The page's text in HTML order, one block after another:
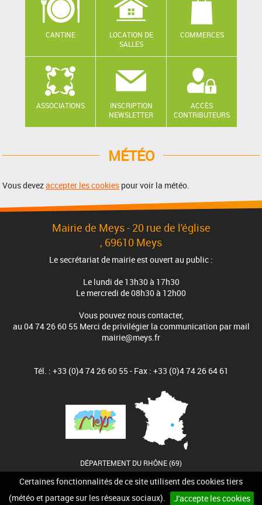
Certaines fonctionnalités de ce site utilisent des cookies tiers
(météo et partage sur les réseaux sociaux).
J'accepte les cookies
CANTINE
LOCATION DE
SALLES
COMMERCES
ASSOCIATIONS
INSCRIPTION
NEWSLETTER
ACCÈS
CONTRIBUTEURS
MÉTÉO
Vous devezaccepter les cookies pour voir la météo.
Mairie de Meys - 20 rue de l'église
, 69610 Meys
Le secrétariat de mairie est ouvert au public :
Le lundi de 13h30 à 17h30
Le mercredi de 08h30 à 12h00
Vous pouvez nous contacter,
au 04 74 26 60 55 Merci de privilégier la communication par mail
mairie@meys.fr
Tél. : +33 (0)4 74 26 60 55 - Fax : +33 (0)4 74 26 64 61
DÉPARTEMENT DU RHÔNE (69)
Mentions légales